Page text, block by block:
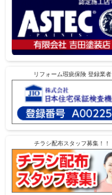
リフォーム瑕疵保険 登録業者
チラシ配布スタッフ募集！！